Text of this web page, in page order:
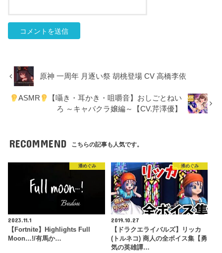
原神 一周年 月逐い祭 胡桃登場 CV 高橋李依
ASMR
【囁き・耳かき・咀嚼音】おしごとねい
ろ ～キャバクラ嬢編～【CV.芹澤優】
RECOMMEND こちらの記事も人気です。
潘めぐみ
2023.11.1
【Fortnite】Highlights Full
Moon…!/有馬か…
潘めぐみ
2019.10.27
【ドラクエライバルズ】リッカ
(トルネコ) 商人の全ボイス集【勇
気の英雄譚…